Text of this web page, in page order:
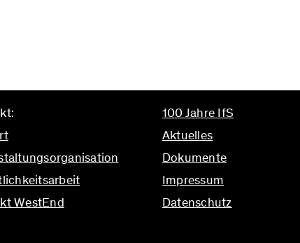
WestEnd
100 Jahre IfS
Aktuelles
Dokumente
Impressum
Datenschutz